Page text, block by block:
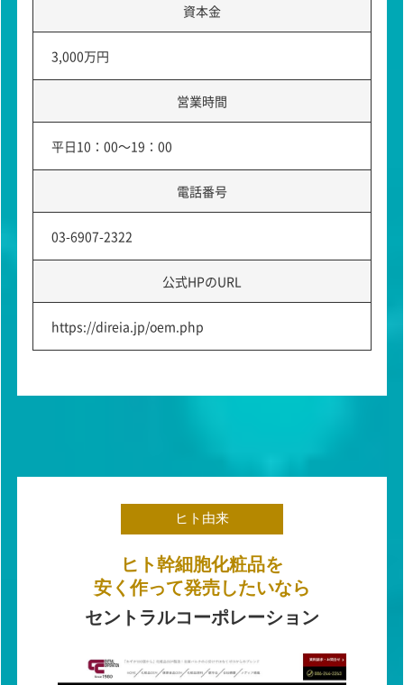
資本金
3,000万円
営業時間
平日10：00～19：00
電話番号
03-6907-2322
公式HPのURL
https://direia.jp/oem.php
ヒト由来
ヒト幹細胞化粧品を
安く作って発売したいなら
セントラルコーポレーション